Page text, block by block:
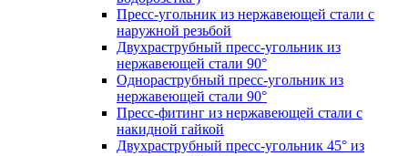
Пресс-угольник из нержавеющей стали с
наружной резьбой
Двухраструбный пресс-угольник из
нержавеющей стали 90°
Однораструбный пресс-угольник из
нержавеющей стали 90°
Пресс-фитинг из нержавеющей стали с
накидной гайкой
Двухраструбный пресс-угольник 45° из